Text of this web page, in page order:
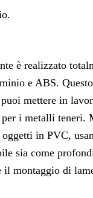
è realizzato
e ABS.
mettere in
i metalli
in PVC,
sia come
il montaggio di